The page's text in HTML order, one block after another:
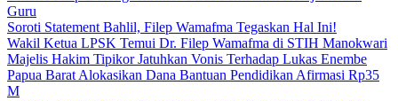
Guru
Soroti Statement Bahlil, Filep Wamafma Tegaskan Hal Ini!
Wakil Ketua LPSK Temui Dr. Filep Wamafma di STIH Manokwari
Majelis Hakim Tipikor Jatuhkan Vonis Terhadap Lukas Enembe
Papua Barat Alokasikan Dana Bantuan Pendidikan Afirmasi Rp35
M